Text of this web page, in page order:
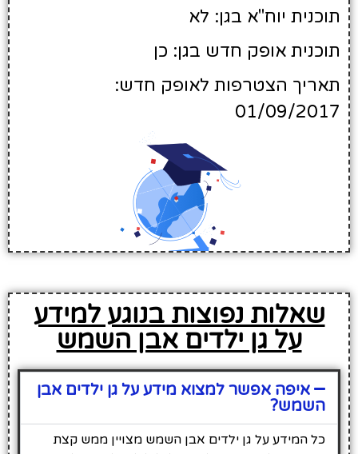
תוכנית יוח"א בגן: לא
תוכנית אופק חדש בגן: כן
תאריך הצטרפות לאופק חדש:
01/09/2017
שאלות נפוצות בנוגע למידע
על גן ילדים אבן השמש
איפה אפשר למצוא מידע על גן ילדים אבן
השמש?
כל המידע על גן ילדים אבן השמש מצויין ממש קצת